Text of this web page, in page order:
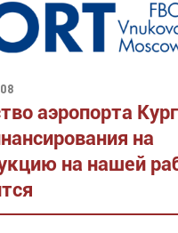
аэропорта
на
на нашей